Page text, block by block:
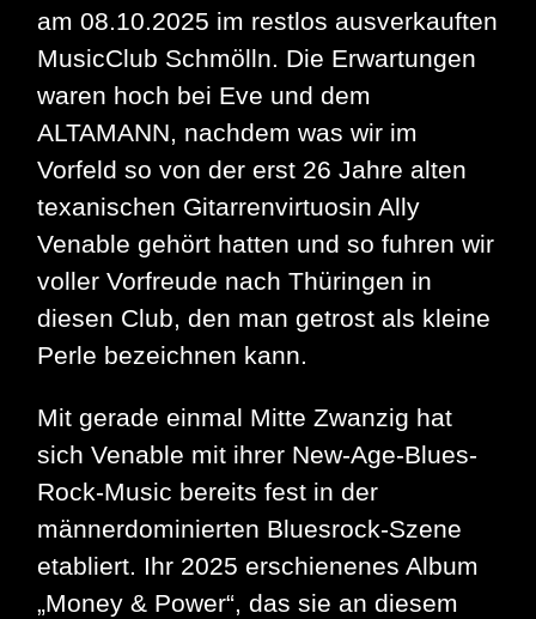
am 08.10.2025 im restlos ausverkauften
MusicClub Schmölln. Die Erwartungen
waren hoch bei Eve und dem
ALTAMANN, nachdem was wir im
Vorfeld so von der erst 26 Jahre alten
texanischen Gitarrenvirtuosin Ally
Venable gehört hatten und so fuhren wir
voller Vorfreude nach Thüringen in
diesen Club, den man getrost als kleine
Perle bezeichnen kann.
Mit gerade einmal Mitte Zwanzig hat
sich Venable mit ihrer New-Age-Blues-
Rock-Music bereits fest in der
männerdominierten Bluesrock-Szene
etabliert. Ihr 2025 erschienenes Album
„Money & Power“, das sie an diesem